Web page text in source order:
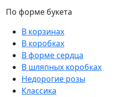
По форме букета
В корзинах
В коробках
В форме сердца
В шляпных коробках
Недорогие розы
Классика